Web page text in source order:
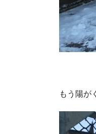
もう陽が